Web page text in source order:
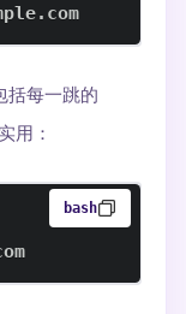
括每一跳的
用：
bash